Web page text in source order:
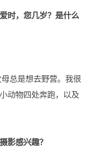
时，您几岁？是什么
总是想去野营。我很
动物四处奔跑，以及
影感兴趣？